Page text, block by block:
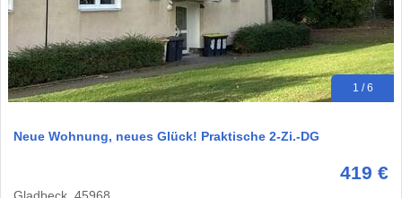
1 / 6
Neue Wohnung, neues Glück! Praktische 2-Zi.-DG
419 €